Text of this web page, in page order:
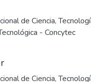
de Ciencia,
- Concytec
de Ciencia,